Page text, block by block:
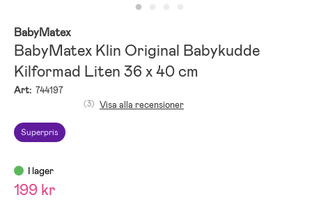
BabyMatex
BabyMatex Klin Original Babykudde
Kilformad Liten 36 x 40 cm
Art: 744197
Superpris
(3) Visa alla recensioner
I lager
199 kr